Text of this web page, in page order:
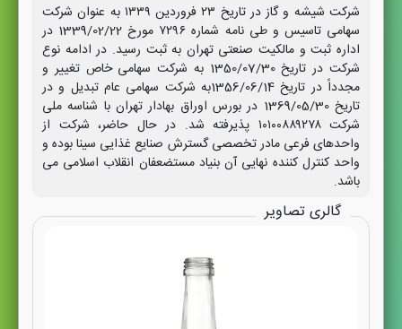
شرکت شیشه و گاز در تاریخ ۲۳ فروردین ۱۳۳۹ به عنوان شرکت
سهامی تاسیس و طی نامه شماره ۷۲۹۶ مورخ 1339/02/22 در
اداره ثبت و مالکیت صنعتی تهران به ثبت رسید. در ادامه نوع
شرکت در تاریخ 1350/07/30 به شرکت سهامی خاص تغییر و
مجدداً در تاریخ 1356/06/14به شرکت سهامی عام تبدیل و در
تاریخ 1369/05/30 در بورس اوراق بهادار تهران با شناسه ملی
شرکت ۱۰۱۰۰۸۸۹۲۷۸ پذیرفته شد. در حال حاضر، شرکت از
واحدهای فرعی مادر تخصصی گسترش صنایع غذایی سینا بوده و
واحد کنترل کننده نهایی آن بنیاد مستضعفان انقلاب اسلامی می
باشد.
گالری تصاویر